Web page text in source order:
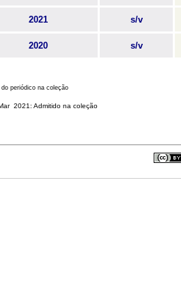
2021 s/v
2020 s/v
periódico na coleção
2021: Admitido na coleção